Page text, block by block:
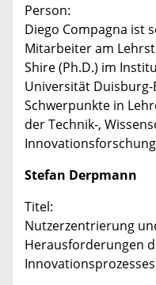
Person:
Diego Compagna ist
Mitarbeiter am
Shire (Ph.D.) im
Universität Duisburg-
Schwerpunkte in
der Technik-,
Stefan Derpmann
Titel:
Nutzerzentrierung
Herausforderungen